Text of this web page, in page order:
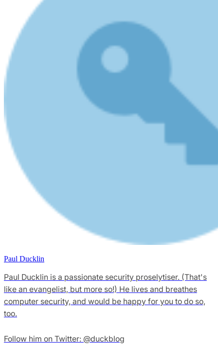
Paul Ducklin
Paul Ducklin is a passionate security proselytiser. (That's
like an evangelist, but more so!) He lives and breathes
computer security, and would be happy for you to do so,
too.
Follow him on Twitter: @duckblog